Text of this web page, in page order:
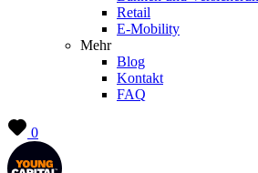
Retail
E-Mobility
Mehr
Blog
Kontakt
FAQ
0